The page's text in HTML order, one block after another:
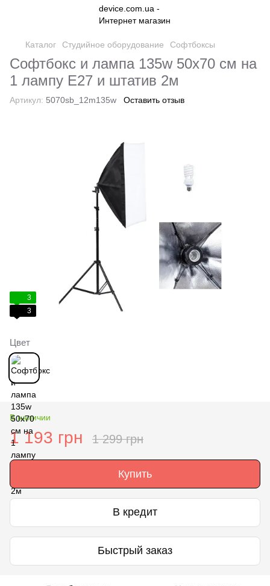
Каталог Студийное оборудование Софтбоксы
Софтбокс и лампа 135w 50х70 см на
1 лампу Е27 и штатив 2м
Артикул: 5070sb_12m135w Оставить отзыв
3
3
Цвет
В наличии
1 193 грн 1 299 грн
Купить
В кредит
Быстрый заказ